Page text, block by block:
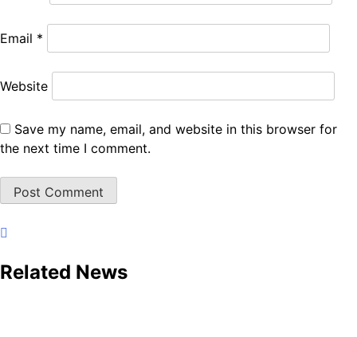
Email *
Website
Save my name, email, and website in this browser for
the next time I comment.
Related News